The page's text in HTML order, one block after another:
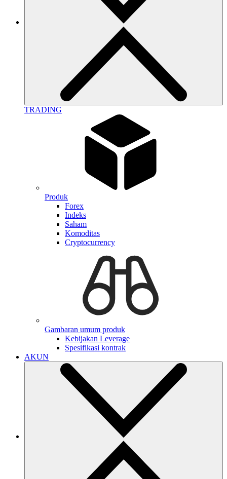
TRADING
Produk
Forex
Indeks
Saham
Komoditas
Cryptocurrency
Gambaran umum produk
Kebijakan Leverage
Spesifikasi kontrak
AKUN